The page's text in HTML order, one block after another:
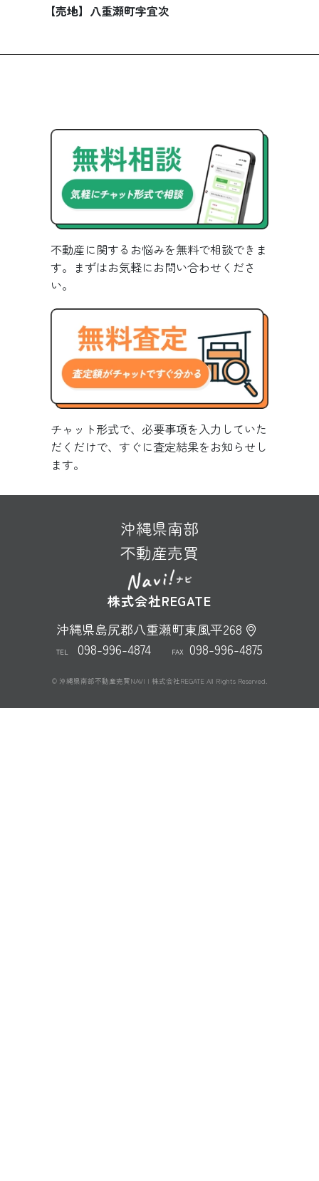
【売地】八重瀬町字宜次
不動産に関するお悩みを無料で相談できま
す。まずはお気軽にお問い合わせくださ
い。
チャット形式で、必要事項を入力していた
だくだけで、すぐに査定結果をお知らせし
ます。
沖縄県南部
不動産売買
株式会社REGATE
沖縄県島尻郡八重瀬町東風平268
TEL 098-996-4874 FAX 098-996-4875
© 沖縄県南部不動産売買NAVI | 株式会社REGATE All Rights Reserved.